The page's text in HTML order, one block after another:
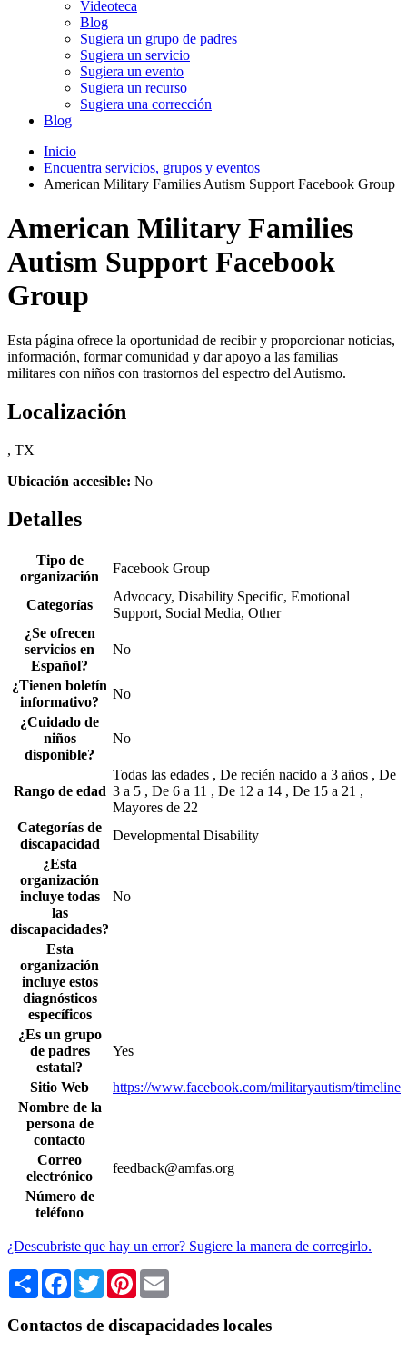
Videoteca
Blog
Sugiera un grupo de padres
Sugiera un servicio
Sugiera un evento
Sugiera un recurso
Sugiera una corrección
Blog
Inicio
Encuentra servicios, grupos y eventos
American Military Families Autism Support Facebook Group
American Military Families
Autism Support Facebook
Group
Esta página ofrece la oportunidad de recibir y proporcionar noticias,
información, formar comunidad y dar apoyo a las familias
militares con niños con trastornos del espectro del Autismo.
Localización
, TX
Ubicación accesible: No
Detalles
Tipo de
organización
Facebook Group
Categorías
Advocacy, Disability Specific, Emotional
Support, Social Media, Other
¿Se ofrecen
servicios en
Español?
No
¿Tienen boletín
informativo?
No
¿Cuidado de
niños
disponible?
No
Rango de edad
Todas las edades , De recién nacido a 3 años , De
3 a 5 , De 6 a 11 , De 12 a 14 , De 15 a 21 ,
Mayores de 22
Categorías de
discapacidad
Developmental Disability
¿Esta
organización
incluye todas
las
discapacidades?
No
Esta
organización
incluye estos
diagnósticos
específicos
¿Es un grupo
de padres
estatal?
Yes
Sitio Web
https://www.facebook.com/militaryautism/timeline
Nombre de la
persona de
contacto
Correo
electrónico
feedback@amfas.org
Número de
teléfono
¿Descubriste que hay un error? Sugiere la manera de corregirlo.
Share Facebook
TwitterPinterest
Contactos de discapacidades locales